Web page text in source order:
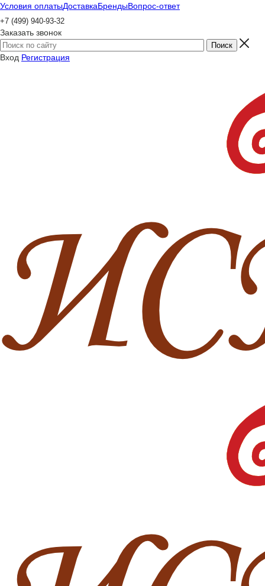
Условия оплатыДоставкаБрендыВопрос-ответ
+7 (499) 940-93-32
Заказать звонок
Вход Регистрация